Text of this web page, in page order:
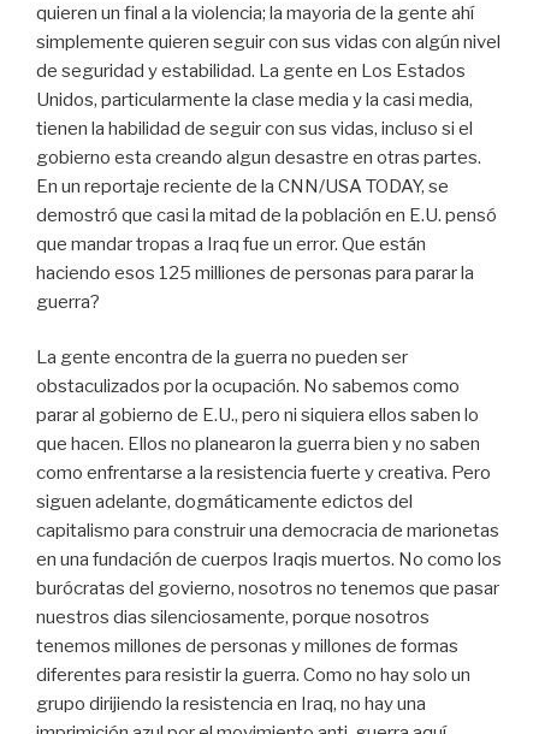
quieren un final a la violencia; la mayoria de la gente ahí
simplemente quieren seguir con sus vidas con algún nivel
de seguridad y estabilidad. La gente en Los Estados
Unidos, particularmente la clase media y la casi media,
tienen la habilidad de seguir con sus vidas, incluso si el
gobierno esta creando algun desastre en otras partes.
En un reportaje reciente de la CNN/USA TODAY, se
demostró que casi la mitad de la población en E.U. pensó
que mandar tropas a Iraq fue un error. Que están
haciendo esos 125 milliones de personas para parar la
guerra?
La gente encontra de la guerra no pueden ser
obstaculizados por la ocupación. No sabemos como
parar al gobierno de E.U., pero ni siquiera ellos saben lo
que hacen. Ellos no planearon la guerra bien y no saben
como enfrentarse a la resistencia fuerte y creativa. Pero
siguen adelante, dogmáticamente edictos del
capitalismo para construir una democracia de marionetas
en una fundación de cuerpos Iraqis muertos. No como los
burócratas del govierno, nosotros no tenemos que pasar
nuestros dias silenciosamente, porque nosotros
tenemos millones de personas y millones de formas
diferentes para resistir la guerra. Como no hay solo un
grupo dirijiendo la resistencia en Iraq, no hay una